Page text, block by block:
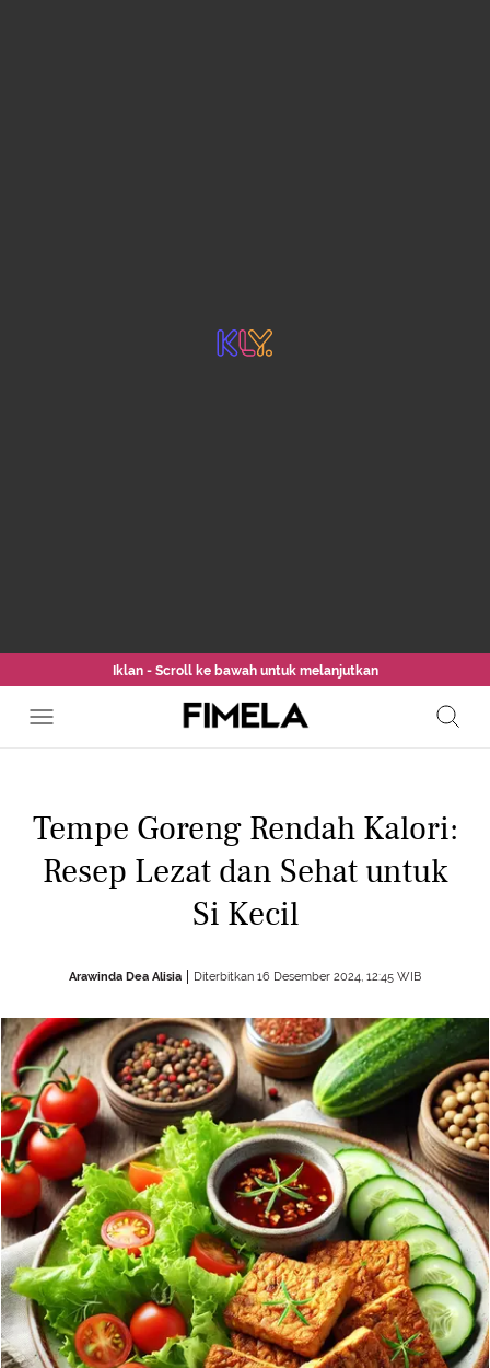
Iklan - Scroll ke bawah untuk melanjutkan
Tempe Goreng Rendah Kalori:
Resep Lezat dan Sehat untuk
Si Kecil
Arawinda Dea Alisia Diterbitkan 16 Desember 2024, 12:45 WIB